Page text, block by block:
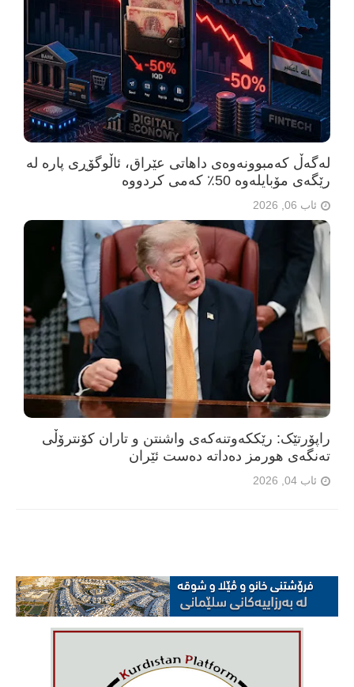
لەگەڵ کەمبوونەوەی داهاتی عێراق، ئاڵوگۆڕی پارە لە
رێگەی مۆبایلەوە 50٪ کەمی کردووە
ئاب 06, 2026
راپۆرتێک: رێککەوتنەکەی واشنتن و تاران کۆنترۆڵی
تەنگەی هورمز دەداتە دەست ئێران
ئاب 04, 2026